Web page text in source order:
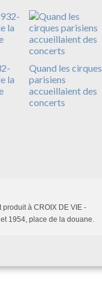
la
Quand les cirques
parisiens
accueillaient des
concerts
à CROIX DE VIE -
1954, place de la douane.